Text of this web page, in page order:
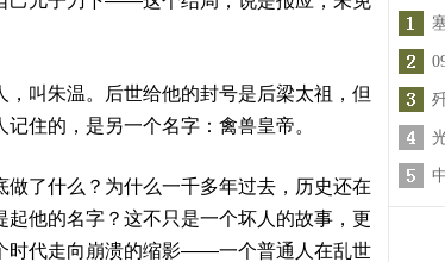
，叫朱温。后世给他的封号是后梁太祖，但
记住的，是另一个名字：禽兽皇帝。
做了什么？为什么一千多年过去，历史还在
起他的名字？这不只是一个坏人的故事，更
时代走向崩溃的缩影——一个普通人在乱世